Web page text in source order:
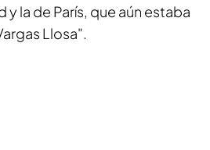
la de París, que aún estaba
Llosa".